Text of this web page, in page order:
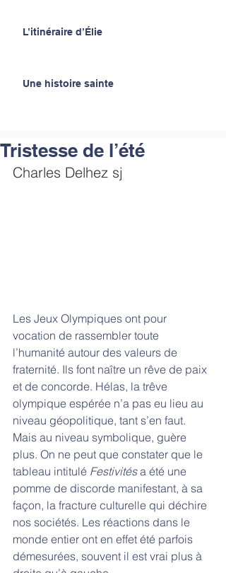
L’itinéraire d’Élie
Une histoire sainte
Tristesse de l’été
Charles Delhez sj
Les Jeux Olympiques ont pour
vocation de rassembler toute
l’humanité autour des valeurs de
fraternité. Ils font naître un rêve de paix
et de concorde. Hélas, la trêve
olympique espérée n’a pas eu lieu au
niveau géopolitique, tant s’en faut.
Mais au niveau symbolique, guère
plus. On ne peut que constater que le
tableau intitulé Festivités a été une
pomme de discorde manifestant, à sa
façon, la fracture culturelle qui déchire
nos sociétés. Les réactions dans le
monde entier ont en effet été parfois
démesurées, souvent il est vrai plus à